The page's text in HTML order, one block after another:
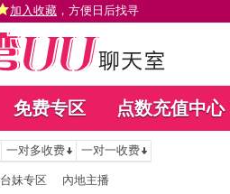
加入收藏 ，方便日后找寻
免费专区 点数充值中心
一对多收费 一对一收费
台妹专区 內地主播